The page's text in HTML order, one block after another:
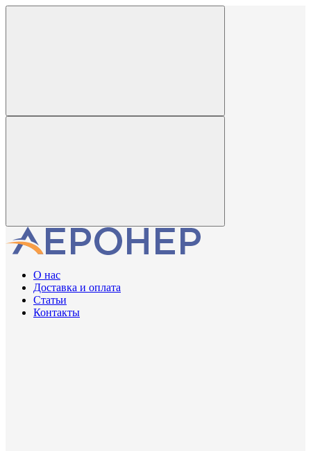
О нас
Доставка и оплата
Статьи
Контакты